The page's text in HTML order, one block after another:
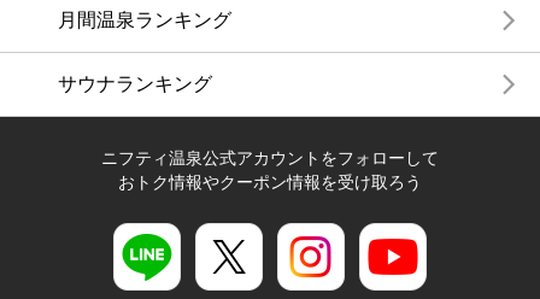
月間温泉ランキング
サウナランキング
ニフティ温泉公式アカウントをフォローして
おトク情報やクーポン情報を受け取ろう